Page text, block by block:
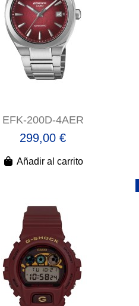
EFK-200D-4AER
299,00 €
Añadir al carrito